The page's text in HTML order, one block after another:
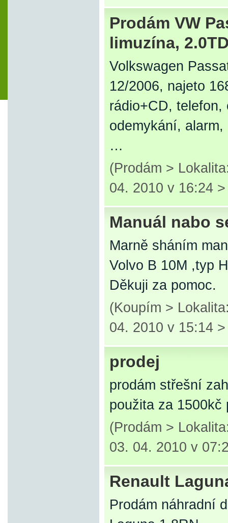
Prodám VW
limuzína,
Volkswagen
12/2006, najeto
rádio+CD,
odemykání,
…
(Prodám >
04. 2010 v 16:24
Manuál nabo
Marně sháním
Volvo B 10M ,typ
Děkuji za pomoc.
(Koupím >
04. 2010 v 15:14
prodej
prodám střešní
použita za 1500kč
(Prodám >
03. 04. 2010 v
Renault
Prodám náhradní